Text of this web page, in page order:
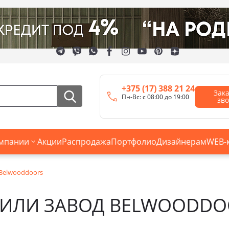
+375 (17) 388 21 24
Пн-Вс: с 08:00 до 19:00
АкцииРаспродажаПортфолиоДизайнерамWEB-
ЗАВОД